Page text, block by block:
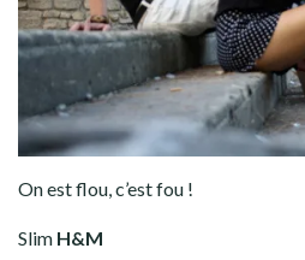
On est flou, c’est fou !
Slim H&M